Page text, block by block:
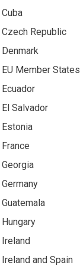
Cuba
Czech Republic
Denmark
EU Member States
Ecuador
El Salvador
Estonia
France
Georgia
Germany
Guatemala
Hungary
Ireland
Ireland and Spain